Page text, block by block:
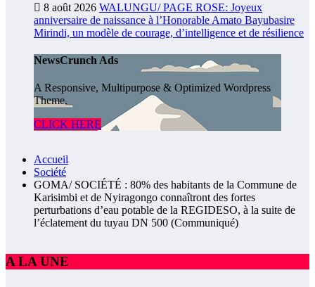
8 août 2026 WALUNGU/ PAGE ROSE: Joyeux
anniversaire de naissance à l’Honorable Amato Bayubasire
Mirindi, un modèle de courage, d’intelligence et de résilience
NewsCrunch Ads
A Responsive, Multipurpose & Optimized Wordpress
Theme.
CLICK HERE
Accueil
Société
GOMA/ SOCIÉTÉ : 80% des habitants de la Commune de
Karisimbi et de Nyiragongo connaîtront des fortes
perturbations d’eau potable de la REGIDESO, à la suite de
l’éclatement du tuyau DN 500 (Communiqué)
A LA UNE